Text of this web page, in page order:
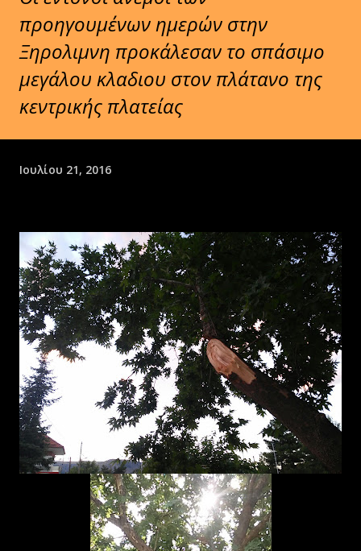
προηγουμένων ημερών στην
Ξηρολιμνη προκάλεσαν το σπάσιμο
μεγάλου κλαδιου στον πλάτανο της
κεντρικής πλατείας
Ιουλίου 21, 2016